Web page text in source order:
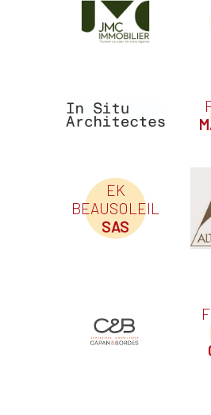
EK
BEAUSOLEIL
SAS